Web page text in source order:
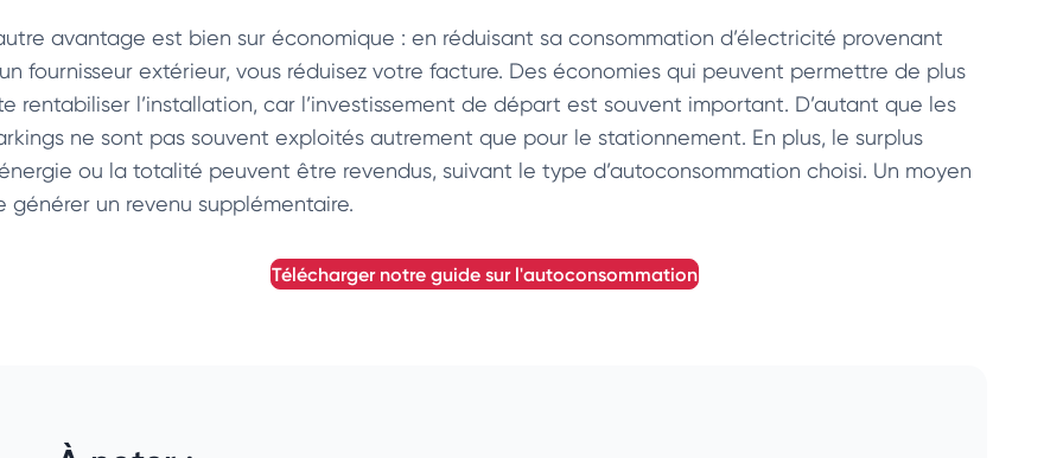
avantage est bien sur économique : en réduisant sa consommation d’électricité provenant
fournisseur extérieur, vous réduisez votre facture. Des économies qui peuvent permettre de plus
rentabiliser l’installation, car l’investissement de départ est souvent important. D’autant que les
ne sont pas souvent exploités autrement que pour le stationnement. En plus, le surplus
ou la totalité peuvent être revendus, suivant le type d’autoconsommation choisi. Un moyen
générer un revenu supplémentaire.
télécharger notre guide sur l'autoconsommation